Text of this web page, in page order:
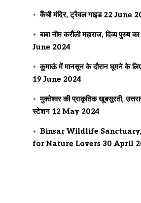
कैंची मंदिर, ट्रैवल गाइड 22 June
बाबा नीम करौली महाराज, दिव्य पुरुष
June 2024
कुमाऊं में मानसून के दौरान घूमने के
19 June 2024
मुक्तेश्वर की प्राकृतिक खूबसूरती,
स्टेशन 12 May 2024
Binsar Wildlife
for Nature Lovers 30 April